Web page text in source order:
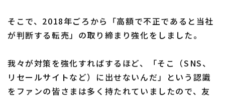
そこで、2018年ごろから「高額で不正であると当社
が判断する転売」の取り締まり強化をしました。
我々が対策を強化すればするほど、「そこ（SNS、
リセールサイトなど）に出せないんだ」という認識
をファンの皆さまは多く持たれていましたので、友